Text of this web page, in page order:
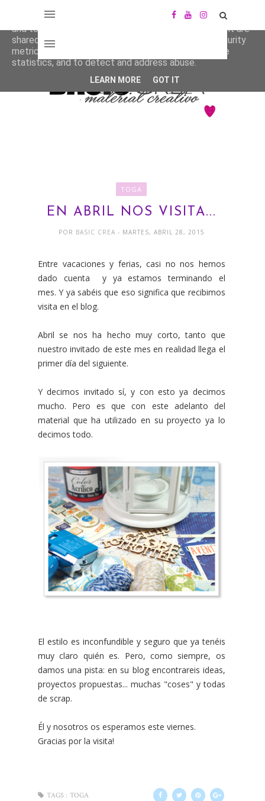
TOGA
EN ABRIL NOS VISITA...
POR BASIC CREA - MARTES, ABRIL 28, 2015
Entre vacaciones y ferias, casi no nos hemos
dado cuenta y ya estamos terminando el
mes. Y ya sabéis que eso significa que recibimos
visita en el blog.
Abril se nos ha hecho muy corto, tanto que
nuestro invitado de este mes en realidad llega el
primer día del siguiente.
Y decimos invitado sí, y con esto ya decimos
mucho. Pero es que con este adelanto del
material que ha utilizado en su proyecto ya lo
decimos todo.
El estilo es inconfundible y seguro que ya tenéis
muy claro quién es. Pero, como siempre, os
damos una pista: en su blog encontrareis ideas,
proyectos propuestas... muchas "coses" y todas
de scrap.
Él y nosotros os esperamos este viernes.
Gracias por la visita!
TAGS : TOGA
This site uses cookies from Google to deliver its services
and to analyze traffic. Your IP address and user-agent are
shared with Google along with performance and security
metrics to ensure quality of service, generate usage
statistics, and to detect and address abuse.
LEARN MORE GOT IT